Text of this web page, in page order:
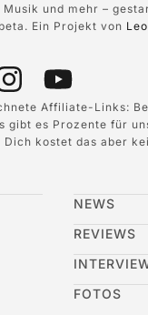
und mehr –
Ein Projekt von
Affiliate-Links:
gibt es Prozente für
Dich kostet das aber
NEWS
REVIEWS
FOTOS